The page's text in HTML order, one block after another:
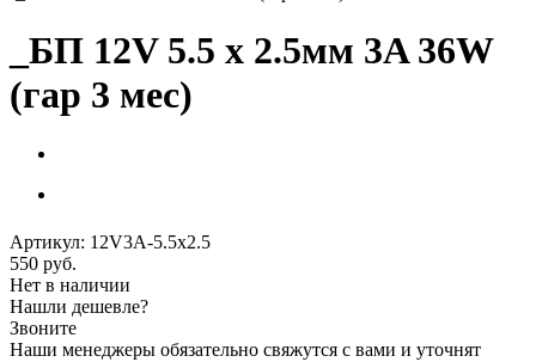
_БП 12V 5.5 x 2.5мм 3A 36W
(гар 3 мес)
Артикул: 12V3A-5.5x2.5
550 руб.
Нет в наличии
Нашли дешевле?
Звоните
Наши менеджеры обязательно свяжутся с вами и уточнят